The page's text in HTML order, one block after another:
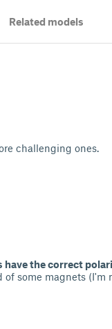
Related models
challenging ones.
have the correct
some magnets (I'm